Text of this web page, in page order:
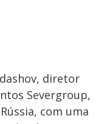
diretor
Severgroup,
com uma